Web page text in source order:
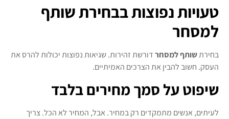
טעויות נפוצות בבחירת שותף
למסחר
בחירתשותף למסחרדורשת זהירות. שגיאות נפוצות יכולות להרס את
העסק. חשוב להבין את הצרכים האמיתיים.
שיפוט על סמך מחירים בלבד
לעיתים, אנשים מתמקדים רק במחיר. אבל, המחיר לא הכל. צריך